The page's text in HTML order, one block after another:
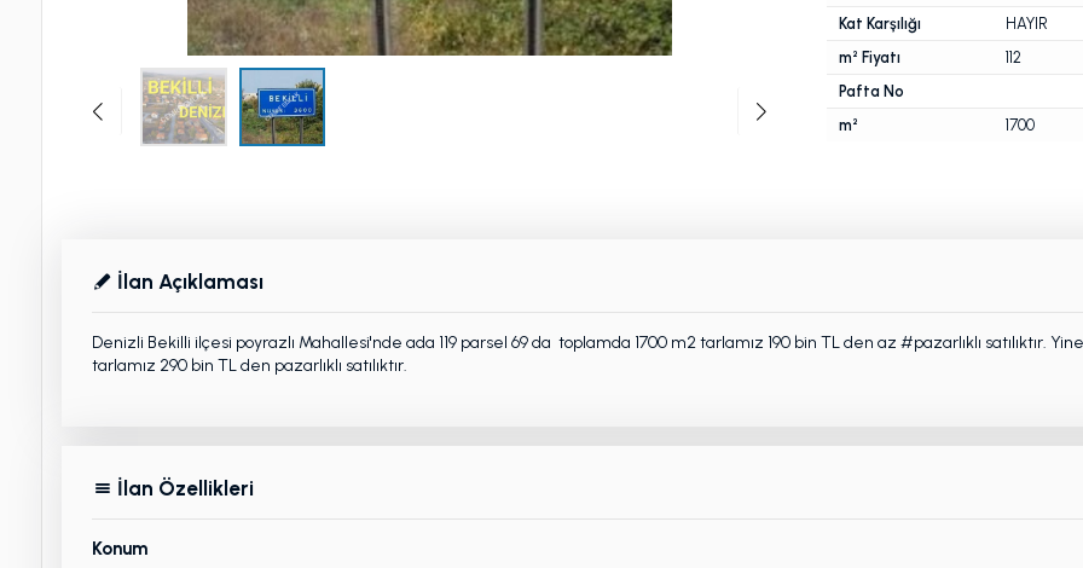
Kat Karşılığı
HAYIR
m² Fiyatı
112
Pafta No
m²
1700
İlan Açıklaması
Denizli Bekilli ilçesi poyrazlı Mahallesi'nde ada 119 parsel 69 da toplamda 1700 m2 tarlamız 190 bin TL den az #pazarlıklı satılıktır.
tarlamız 290 bin TL den pazarlıklı satılıktır.
İlan Özellikleri
Konum